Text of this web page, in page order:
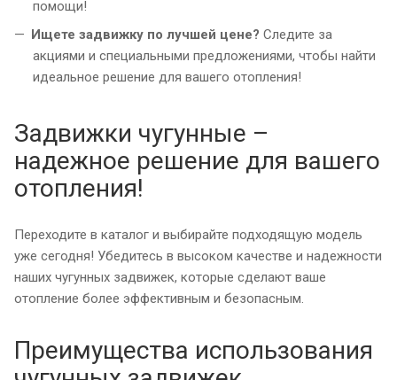
помощи!
Ищете задвижку по лучшей цене? Следите за
акциями и специальными предложениями, чтобы найти
идеальное решение для вашего отопления!
Задвижки чугунные –
надежное решение для вашего
отопления!
Переходите в каталог и выбирайте подходящую модель
уже сегодня! Убедитесь в высоком качестве и надежности
наших чугунных задвижек, которые сделают ваше
отопление более эффективным и безопасным.
Преимущества использования